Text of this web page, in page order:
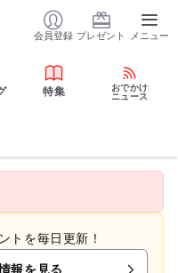
会員登録 プレゼント メニュー
特集
おでかけ
ニュース
トを毎日更新！
報を見る